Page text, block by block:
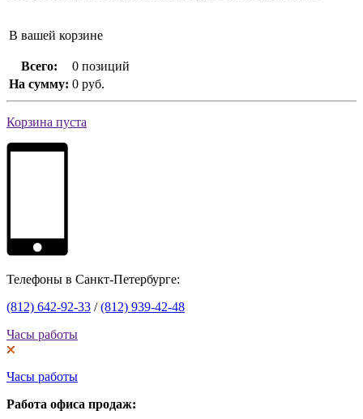
В вашей корзине
Всего:
0 позиций
На сумму: 0 руб.
Корзина пуста
Телефоны в Санкт-Петербурге:
(812) 642-92-33 /(812) 939-42-48
Часы работы
Часы работы
Работа офиса продаж: